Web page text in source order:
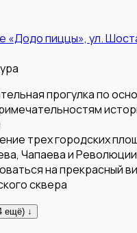
«Додо пиццы», ул.
прогулка по
трех городских
Чапаева и Революции
на прекрасный
сквера
ещё) ↓